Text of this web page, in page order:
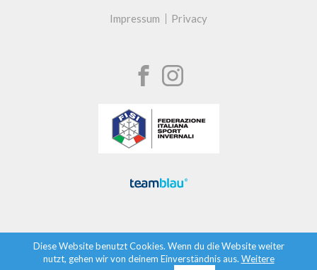
Impressum Privacy
Diese Website benutzt Cookies. Wenn du die Website weiter
nutzt, gehen wir von deinem Einverständnis aus. Weitere